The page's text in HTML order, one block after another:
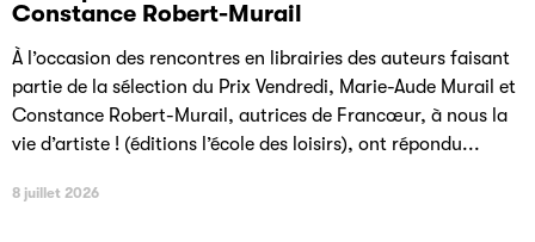
Constance Robert-Murail
À l’occasion des rencontres en librairies des auteurs faisant
partie de la sélection du Prix Vendredi, Marie-Aude Murail et
Constance Robert-Murail, autrices de Francœur, à nous la
vie d’artiste ! (éditions l’école des loisirs), ont répondu...
8 juillet 2026